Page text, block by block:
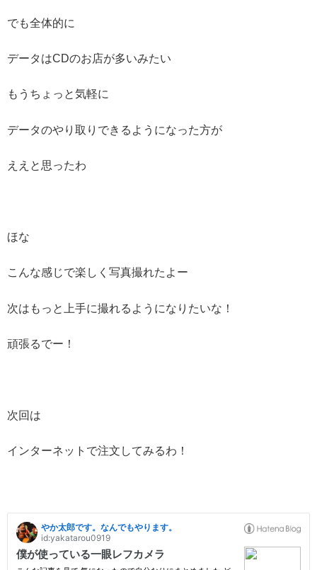
でも全体的に
データはCDのお店が多いみたい
もうちょっと気軽に
データのやり取りできるようになった方が
ええと思ったわ
ほな
こんな感じで楽しく写真撮れたよー
次はもっと上手に撮れるようになりたいな！
頑張るでー！
次回は
インターネットで注文してみるわ！